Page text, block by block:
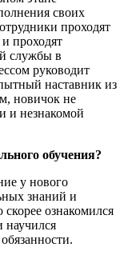
своих
проходят
проходят
службы в
руководит
наставник из
новичок не
и незнакомой
обучения?
у нового
знаний и
ознакомился
научился